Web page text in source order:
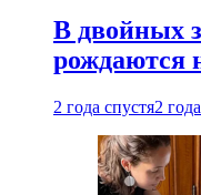
В двойных
рождаются
2 года спустя2